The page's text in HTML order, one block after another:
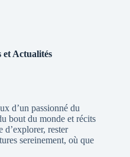
et Actualités
d’un passionné du
bout du monde et récits
rester
sereinement, où que